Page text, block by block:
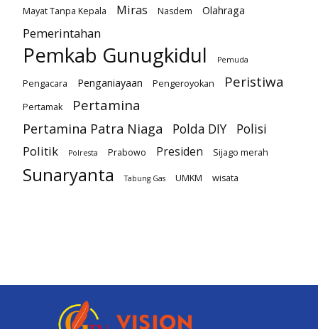
Mayat Tanpa Kepala
Miras Nasdem Olahraga
Pemerintahan
Pemkab Gunugkidul Pemuda
Pengacara Penganiayaan Pengeroyokan Peristiwa
Pertamak Pertamina
Pertamina Patra Niaga Polda DIY
Polisi
Politik
Polresta Prabowo Presiden Sijago merah
Sunaryanta Tabung Gas UMKM wisata